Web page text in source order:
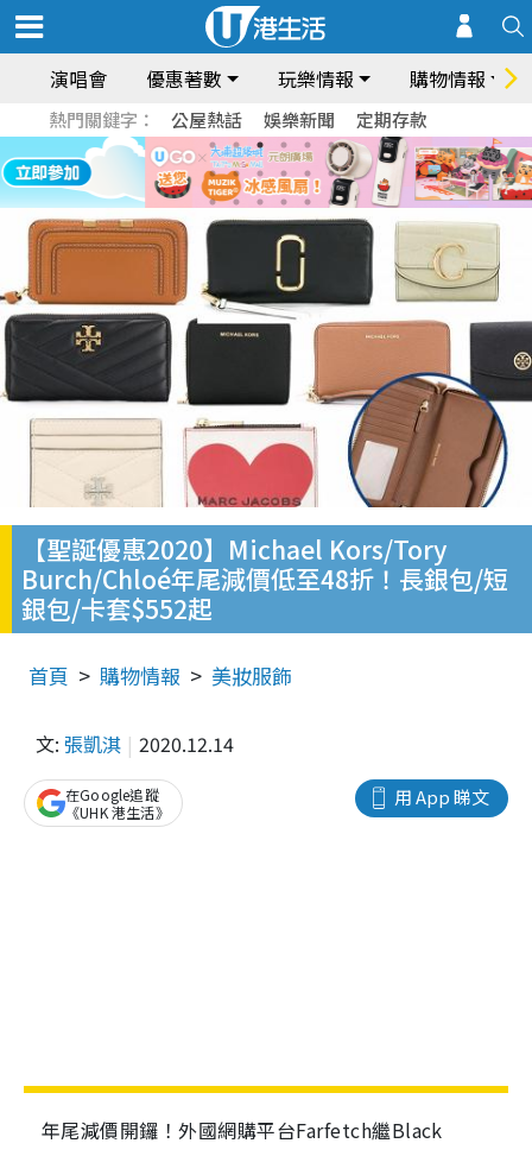
演唱會 優惠著數 玩樂情報 購物情報
熱門關鍵字： 公屋熱話 娛樂新聞 定期存款
【聖誕優惠2020】Michael Kors/Tory
Burch/Chloé年尾減價低至48折！長銀包/短
銀包/卡套$552起
首頁 購物情報 美妝服飾
文: 張凱淇 2020.12.14
用 App 睇文
在Google追蹤
《UHK 港生活》
年尾減價開鑼！外國網購平台Farfetch繼Black